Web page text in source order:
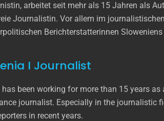
arbeitet seit mehr als 15 Jahren als
Journalistin. Vor allem im
Berichterstatterinnen
I Journalist
has been working for more than 15 years
journalist. Especially in the journalistic
in recent years.